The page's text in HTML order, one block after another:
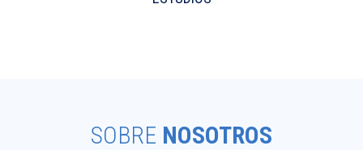
SOBRE NOSOTROS